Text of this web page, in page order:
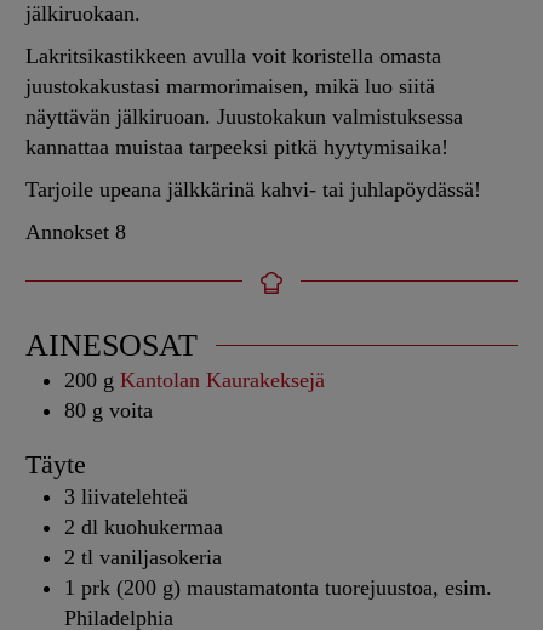
jälkiruokaan.
Lakritsikastikkeen avulla voit koristella omasta
juustokakustasi marmorimaisen, mikä luo siitä
näyttävän jälkiruoan. Juustokakun valmistuksessa
kannattaa muistaa tarpeeksi pitkä hyytymisaika!
Tarjoile upeana jälkkärinä kahvi- tai juhlapöydässä!
Annokset 8
AINESOSAT
200 g Kantolan Kaurakeksejä
80 g voita
Täyte
3 liivatelehteä
2 dl kuohukermaa
2 tl vaniljasokeria
1 prk (200 g) maustamatonta tuorejuustoa, esim.
Philadelphia